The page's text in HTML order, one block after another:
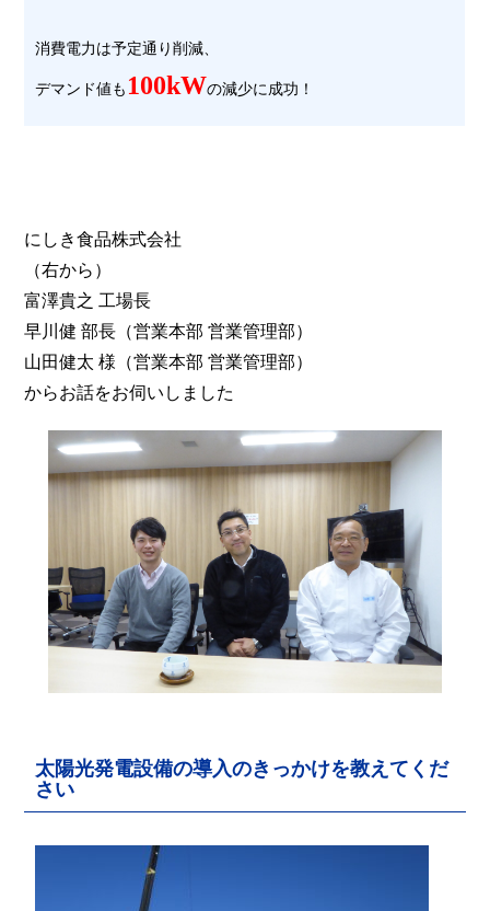
消費電力は予定通り削減、
デマンド値も 100kWの減少に成功！
にしき食品株式会社
（右から）
富澤貴之 工場長
早川健 部長（営業本部 営業管理部）
山田健太 様（営業本部 営業管理部）
からお話をお伺いしました
太陽光発電設備の導入のきっかけを教えてくだ
さい